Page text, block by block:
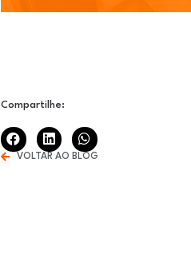
Compartilhe:
VOLTAR AO BLOG